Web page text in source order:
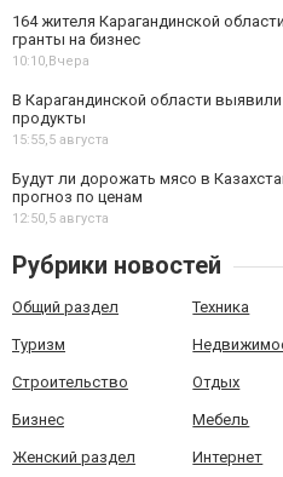
164 жителя Карагандинской
гранты на бизнес
10:10,Вчера
В Карагандинской области
продукты
15:55,5 августа
Будут ли дорожать мясо в
прогноз по ценам
12:50,5 августа
Рубрики новостей
Общий раздел Техника
Туризм
Строительство Отдых
Бизнес Мебель
Женский раздел Интернет